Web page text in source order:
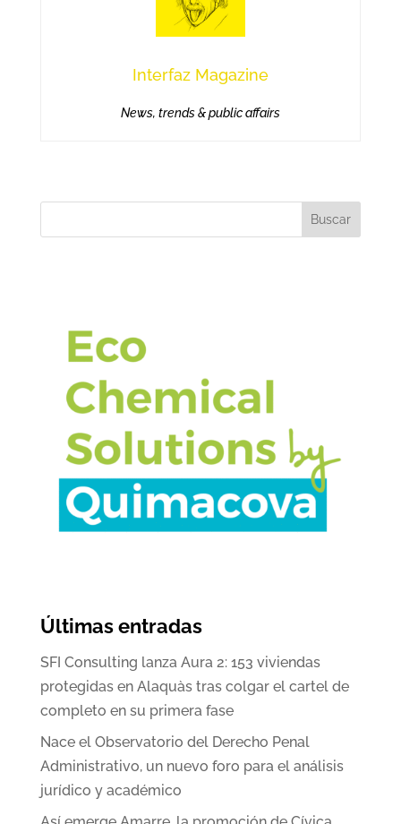
Interfaz Magazine
News, trends & public affairs
Buscar
Últimas entradas
SFI Consulting lanza Aura 2: 153 viviendas
protegidas en Alaquàs tras colgar el cartel de
completo en su primera fase
Nace el Observatorio del Derecho Penal
Administrativo, un nuevo foro para el análisis
jurídico y académico